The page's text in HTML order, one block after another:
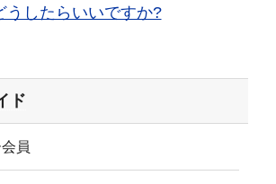
うしたらいいですか?
ド
員